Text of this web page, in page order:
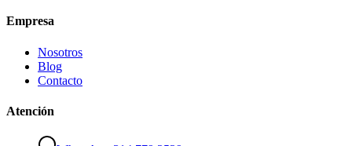
Empresa
Nosotros
Blog
Contacto
Atención